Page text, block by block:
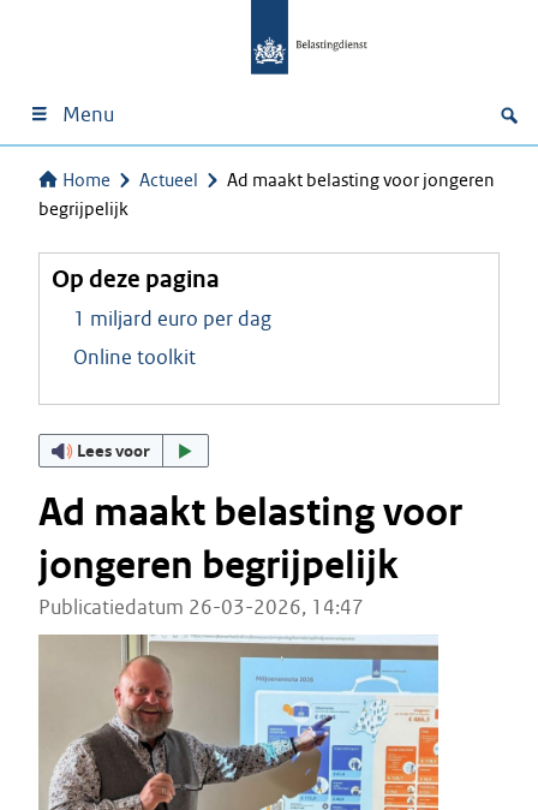
Menu
Home Actueel
Ad maakt belasting voor jongeren
begrijpelijk
Op deze pagina
1 miljard euro per dag
Online toolkit
Lees voor
Ad maakt belasting voor
jongeren begrijpelijk
Publicatiedatum 26-03-2026, 14:47